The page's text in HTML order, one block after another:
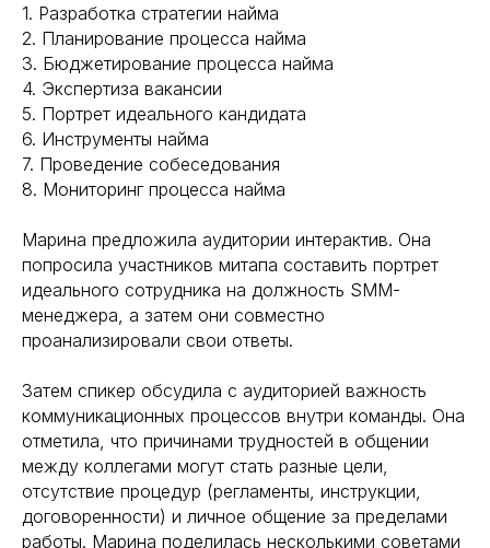
1. Разработка стратегии найма
2. Планирование процесса найма
3. Бюджетирование процесса найма
4. Экспертиза вакансии
5. Портрет идеального кандидата
6. Инструменты найма
7. Проведение собеседования
8. Мониторинг процесса найма
Марина предложила аудитории интерактив. Она
попросила участников митапа составить портрет
идеального сотрудника на должность SMM-
менеджера, а затем они совместно
проанализировали свои ответы.
Затем спикер обсудила с аудиторией важность
коммуникационных процессов внутри команды. Она
отметила, что причинами трудностей в общении
между коллегами могут стать разные цели,
отсутствие процедур (регламенты, инструкции,
договоренности) и личное общение за пределами
работы. Марина поделилась несколькими советами